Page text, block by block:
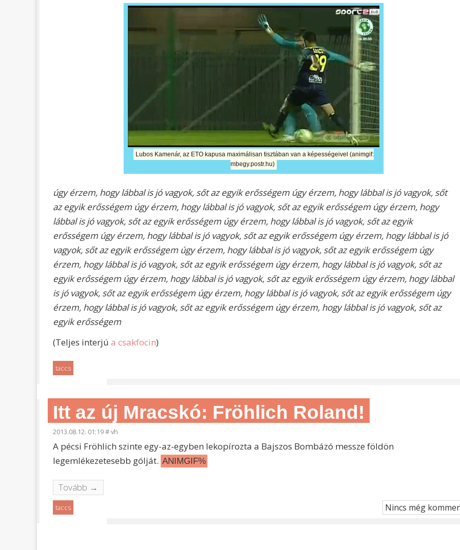
Lubos Kamenár, az ETO kapusa maximálisan tisztában van a képességeivel (animgif:
mbegy.postr.hu)
úgy érzem, hogy lábbal is jó vagyok, sőt az egyik erősségem úgy érzem, hogy lábbal is jó vagyok, sőt
az egyik erősségem úgy érzem, hogy lábbal is jó vagyok, sőt az egyik erősségem úgy érzem, hogy
lábbal is jó vagyok, sőt az egyik erősségem úgy érzem, hogy lábbal is jó vagyok, sőt az egyik
erősségem úgy érzem, hogy lábbal is jó vagyok, sőt az egyik erősségem úgy érzem, hogy lábbal is jó
vagyok, sőt az egyik erősségem úgy érzem, hogy lábbal is jó vagyok, sőt az egyik erősségem úgy
érzem, hogy lábbal is jó vagyok, sőt az egyik erősségem úgy érzem, hogy lábbal is jó vagyok, sőt az
egyik erősségem úgy érzem, hogy lábbal is jó vagyok, sőt az egyik erősségem úgy érzem, hogy lábbal
is jó vagyok, sőt az egyik erősségem úgy érzem, hogy lábbal is jó vagyok, sőt az egyik erősségem úgy
érzem, hogy lábbal is jó vagyok, sőt az egyik erősségem úgy érzem, hogy lábbal is jó vagyok, sőt az
egyik erősségem
(Teljes interjú a csakfocin)
taccs
Itt az új Mracskó: Fröhlich Roland!
2013.08.12. 01:19#vh
A pécsi Fröhlich szinte egy-az-egyben lekopírozta a Bajszos Bombázó messze földön
legemlékezetesebb gólját. ANIMGIF%
Tovább →
taccs Nincs még